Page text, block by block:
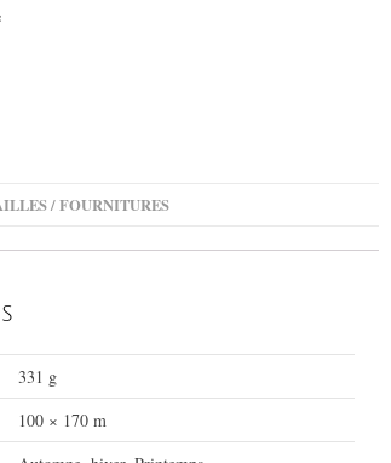
/ FOURNITURES
331 g
100 × 170 m